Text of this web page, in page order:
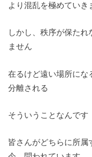
より混乱を極めていき
しかし、秩序が保たれ
ません
在るけど遠い場所にな
分離される
そういうことなんです
皆さんがどちらに所属